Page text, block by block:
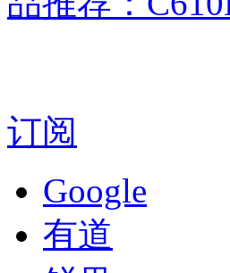
订阅
Google
有道